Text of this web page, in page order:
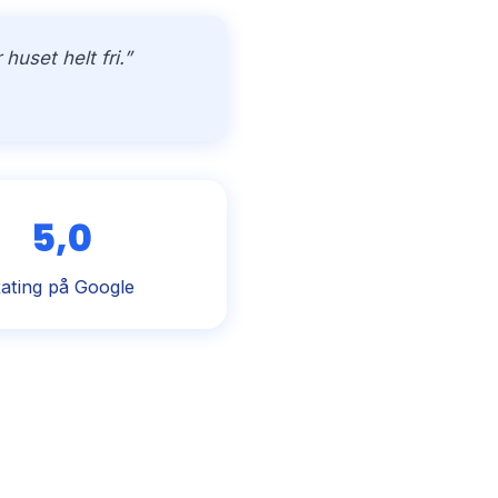
helt fri.”
5,0
på Google